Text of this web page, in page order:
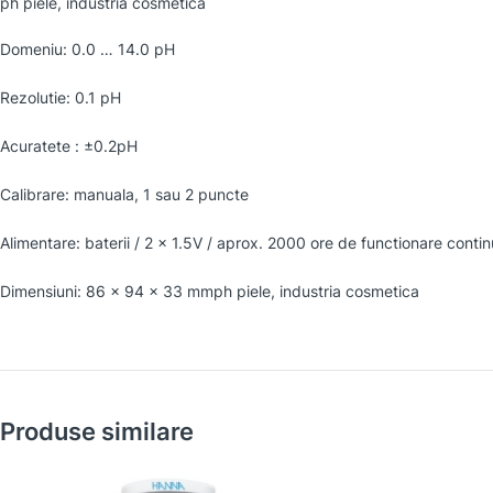
Domeniu: 0.0 … 14.0 pH
Rezolutie: 0.1 pH
Acuratete : ±0.2pH
Calibrare: manuala, 1 sau 2 puncte
Alimentare: baterii / 2 x 1.5V / aprox. 2000 ore de functionare
Dimensiuni: 86 x 94 x 33 mmph piele, industria cosmetica
Produse similare